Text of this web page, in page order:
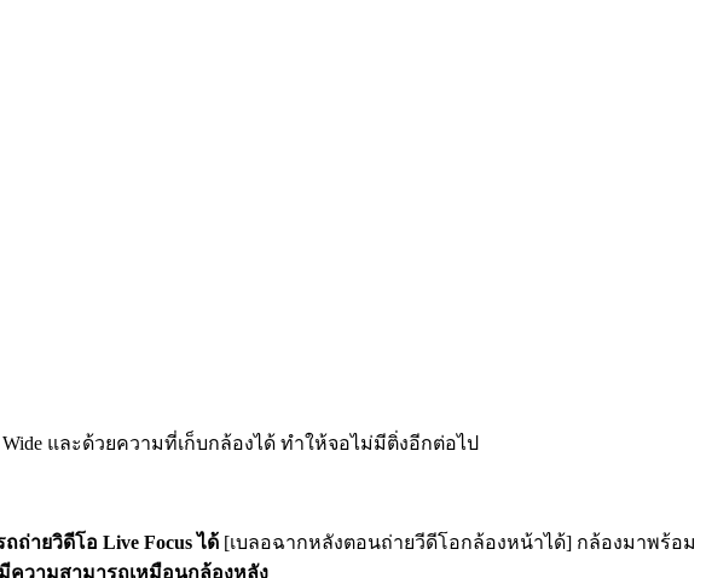
และด้วยความที่เก็บกล้องได้ ทำให้จอไม่มีติ่งอีกต่อไป
ถ่ายวิดีโอ Live Focus ได้ [เบลอฉากหลังตอนถ่ายวีดีโอกล้องหน้าได้] กล้องมาพร้อม
ความสามารถเหมือนกล้องหลัง